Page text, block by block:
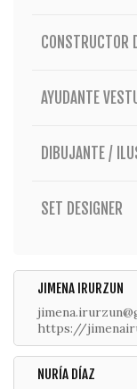
CONSTRUCTOR
AYUDANTE
DIBUJANTE /
SET DESIGNER
JIMENA IRURZUN
https://
NURÍA DÍAZ